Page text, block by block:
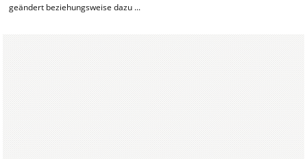
geändert beziehungsweise dazu ...